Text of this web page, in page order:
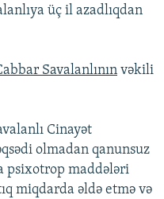
üç il azadlıqdan
Savalanlının vəkili
Cinayət
olmadan qanunsuz
psixotrop maddələri
miqdarda əldə etmə və